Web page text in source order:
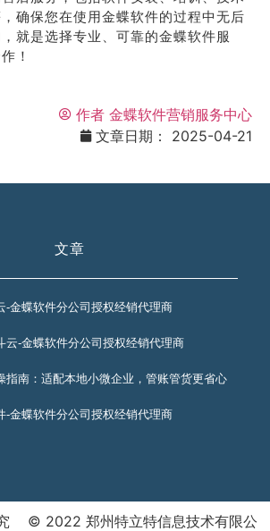
确保您在使用金蝶软件的过程中无后
就是选择专业、可靠的金蝶软件服
！
作者 金蝶软件营销服务中心
文章日期：
2025-04-21
文章
-金蝶软件分公司授权经销代理商
云-金蝶软件分公司授权经销代理商
指南：适配本地小微企业，管账管货更省心
-金蝶软件分公司授权经销代理商
© 2022 郑州特立特信息技术有限公